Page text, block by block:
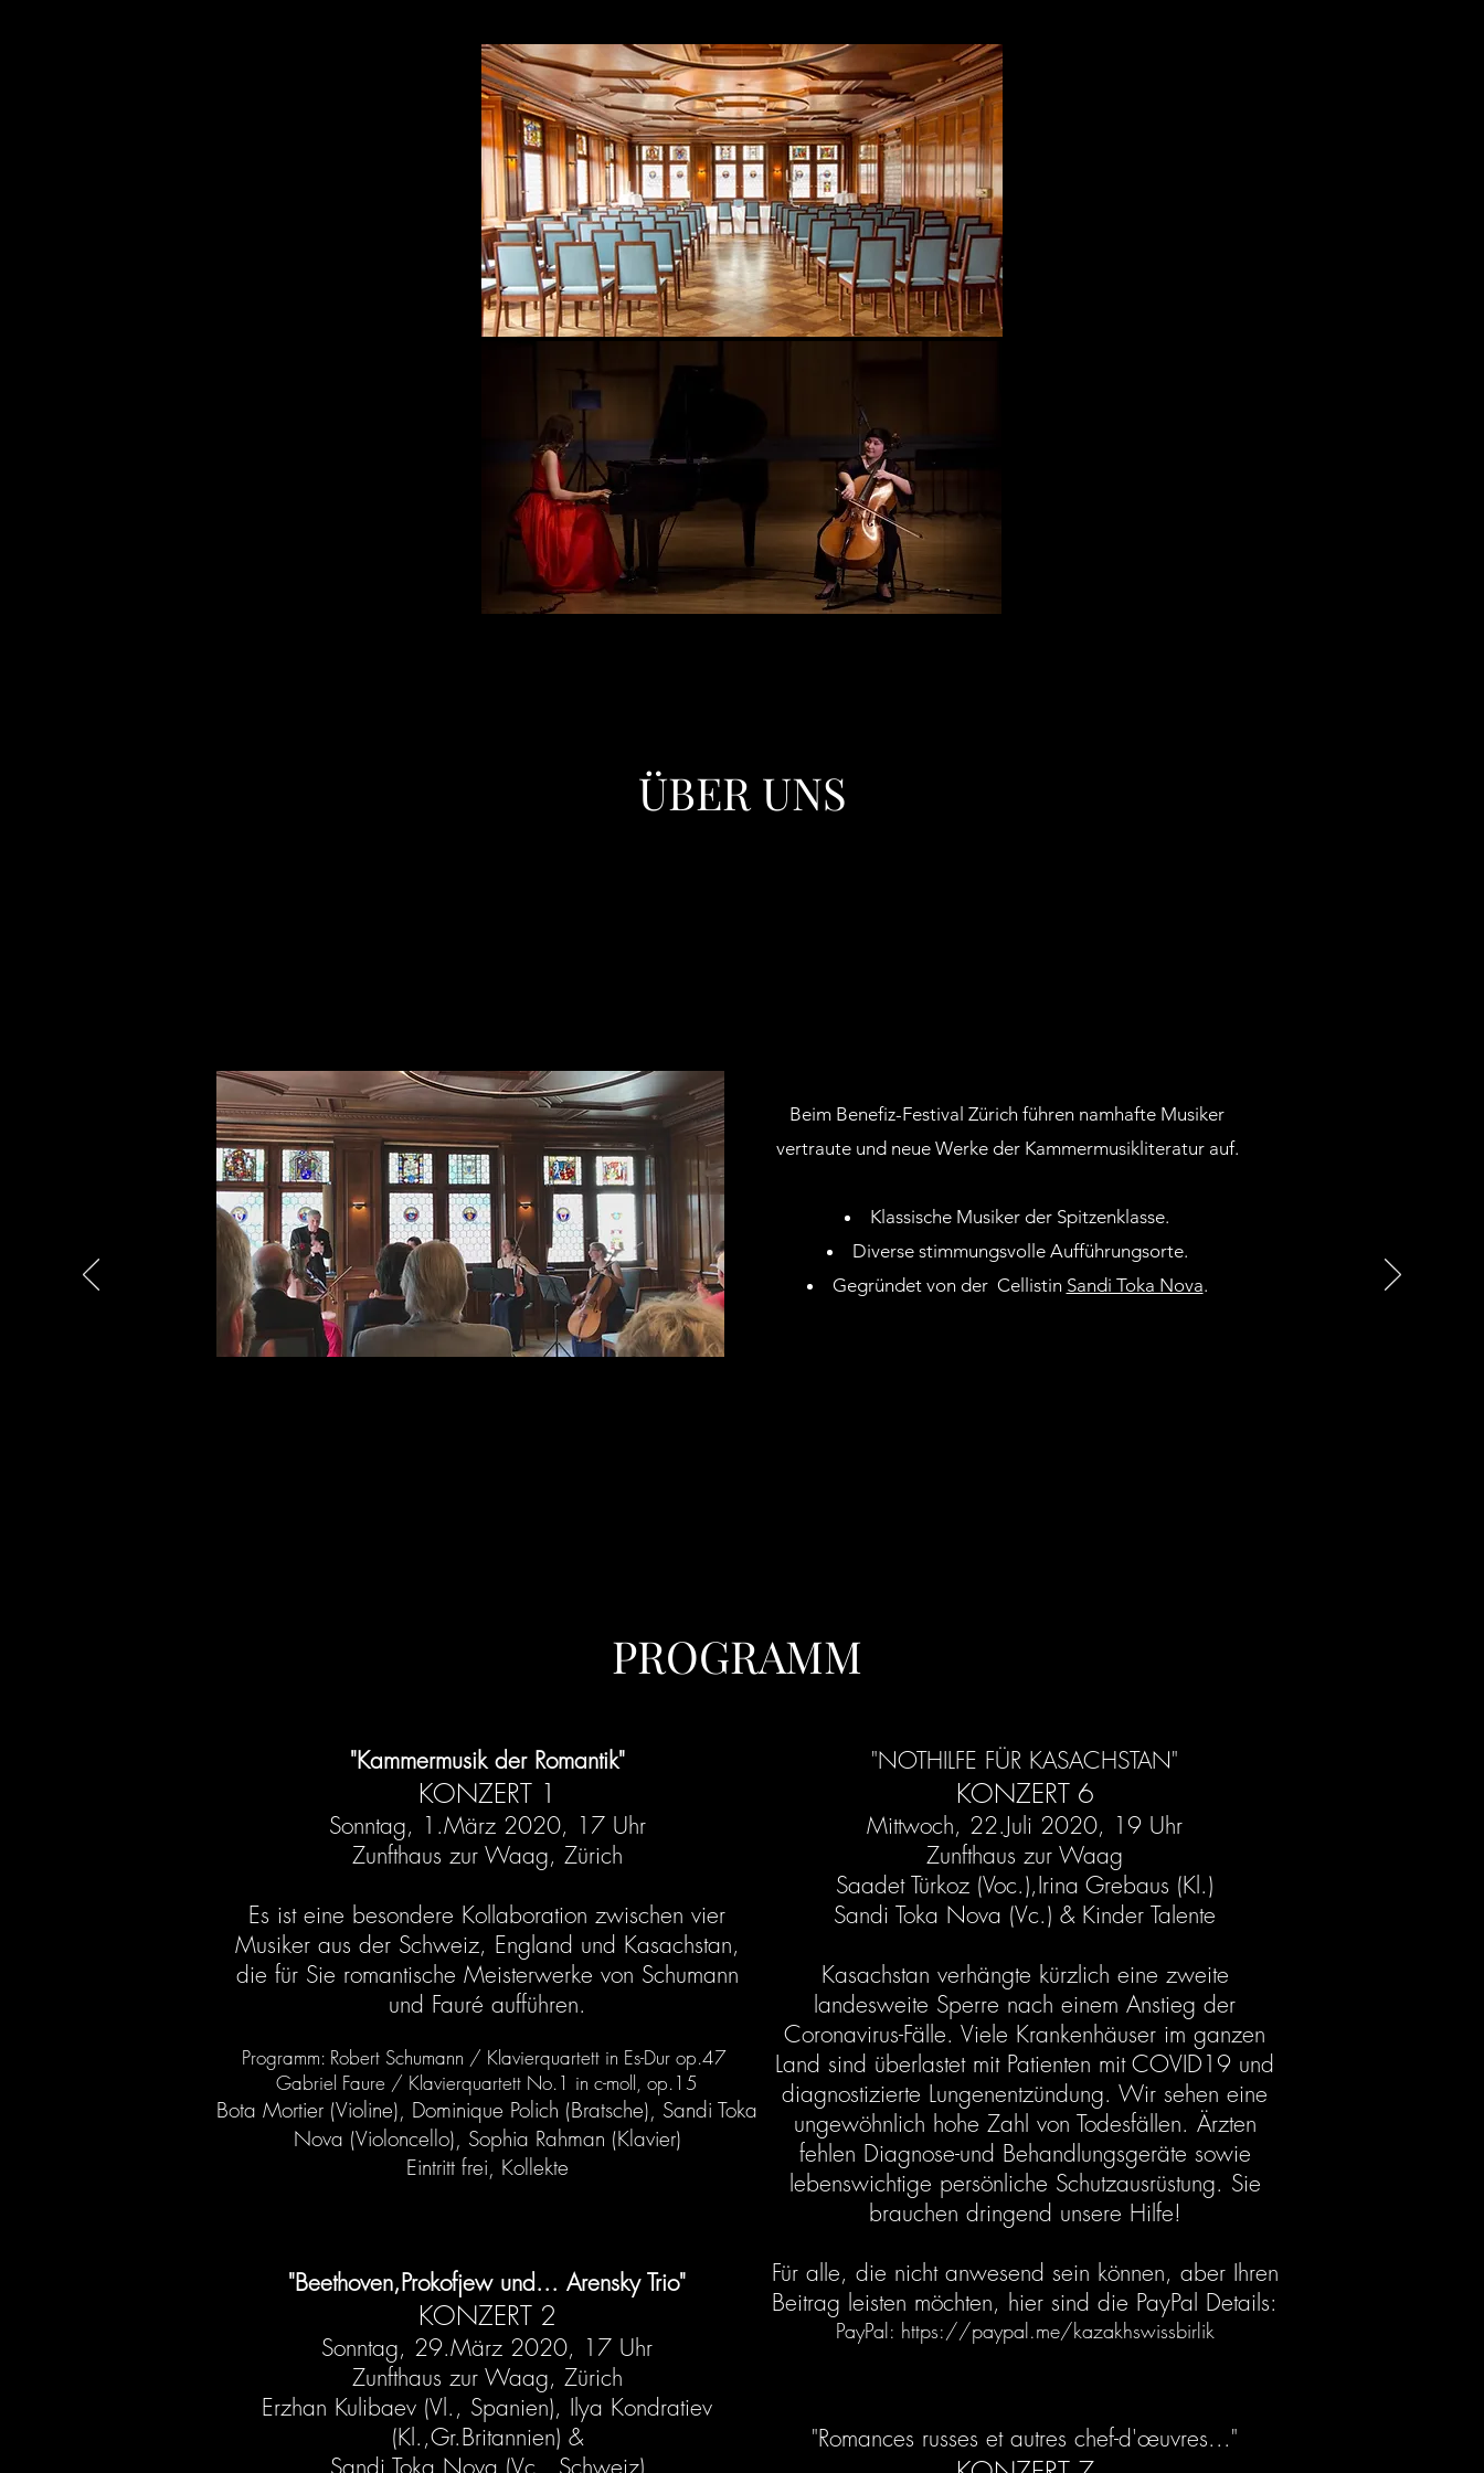
ÜBER UNS
KAMMERMUSIK AUF HÖCHSTEM NIVEAU
Beim Benefiz-Festival Zürich führen namhafte Musiker
vertraute und neue Werke der Kammermusikliteratur auf.
Klassische Musiker der Spitzenklasse.
Diverse stimmungsvolle Aufführungsorte.
Gegründet von der Cellistin Sandi Toka Nova.
PROGRAMM
"Kammermusik der Romantik"
KONZERT 1
Sonntag, 1.März 2020, 17 Uhr
Zunfthaus zur Waag, Zürich
Es ist eine besondere Kollaboration zwischen vier
Musiker aus der Schweiz, England und Kasachstan,
die für Sie romantische Meisterwerke von Schumann
und Fauré aufführen.
Programm: Robert Schumann / Klavierquartett in Es-Dur op.47
Gabriel Faure / Klavierquartett No.1 in c-moll, op.15
Bota Mortier (Violine), Dominique Polich (Bratsche), Sandi Toka
Nova (Violoncello), Sophia Rahman (Klavier)
Eintritt frei, Kollekte
"Beethoven,Prokofjew und... Arensky Trio"
KONZERT 2
Sonntag, 29.März 2020, 17 Uhr
Zunfthaus zur Waag, Zürich
Erzhan Kulibaev (Vl., Spanien), Ilya Kondratiev
(Kl.,Gr.Britannien) &
Sandi Toka Nova (Vc., Schweiz)
"NOTHILFE FÜR KASACHSTAN"
KONZERT 6
Mittwoch, 22.Juli 2020, 19 Uhr
Zunfthaus zur Waag
Saadet Türkoz (Voc.),Irina Grebaus (Kl.)
Sandi Toka Nova (Vc.) & Kinder Talente
Kasachstan verhängte kürzlich eine zweite
landesweite Sperre nach einem Anstieg der
Coronavirus-Fälle. Viele Krankenhäuser im ganzen
Land sind überlastet mit Patienten mit COVID19 und
diagnostizierte Lungenentzündung. Wir sehen eine
ungewöhnlich hohe Zahl von Todesfällen. Ärzten
fehlen Diagnose-und Behandlungsgeräte sowie
lebenswichtige persönliche Schutzausrüstung. Sie
brauchen dringend unsere Hilfe!
Für alle, die nicht anwesend sein können, aber Ihren
Beitrag leisten möchten, hier sind die PayPal Details:
PayPal: https://paypal.me/kazakhswissbirlik
"Romances russes et autres chef-d'œuvres..."